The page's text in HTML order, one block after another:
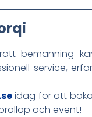
bemanning
service,
idag för att
och event!